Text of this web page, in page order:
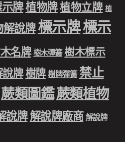
牌植物牌植物立牌 植
解說牌 標示牌標示
名牌 樹木彈簧 樹木標示
說牌樹牌 樹牌彈簧 禁止
蕨類圖鑑蕨類植物
說牌解說牌廠商 解說牌